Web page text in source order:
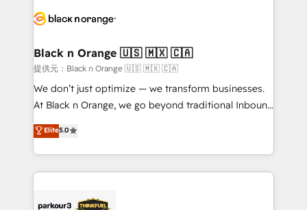
embark on a transformational journey that sets your
business up for long-term success. Unlock your
business. If not now, when?
référencement, votre stratégie digitale et le pilotage
projet HubSpot avec DIGITALISIM : 🧽 Nettoyage,
migration et intégration des bases de données. 🚀
Développement des interfaces avec vos logiciels
métiers ⚙️ Configuration de la plateforme HubSpot
Book Process & Guidelines utilisateurs 🎓
Formations des utilisateurs
Black n Orange 🇺🇸 🇲🇽 🇨🇦
提供元：Black n Orange 🇺🇸 🇲🇽 🇨🇦
We don’t just optimize — we transform businesses.
At Black n Orange, we go beyond traditional Inbound
Marketing with our exclusive methodologies:
BOOMS and BOOST. Together, they form a powerful
combination that has driven success for over 800
businesses worldwide. As Elite HubSpot Partners, we
strategies that integrate data-driven marketing,
Elite5.0